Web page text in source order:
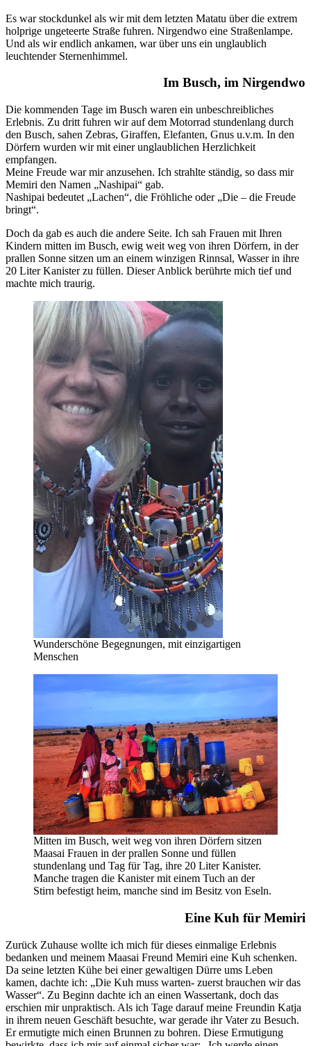
Es war stockdunkel als wir mit dem letzten Matatu über die extrem
holprige ungeteerte Straße fuhren. Nirgendwo eine Straßenlampe.
Und als wir endlich ankamen, war über uns ein unglaublich
leuchtender Sternenhimmel.
Im Busch, im Nirgendwo
Die kommenden Tage im Busch waren ein unbeschreibliches
Erlebnis. Zu dritt fuhren wir auf dem Motorrad stundenlang durch
den Busch, sahen Zebras, Giraffen, Elefanten, Gnus u.v.m. In den
Dörfern wurden wir mit einer unglaublichen Herzlichkeit
empfangen.
Meine Freude war mir anzusehen. Ich strahlte ständig, so dass mir
Memiri den Namen „Nashipai“ gab.
Nashipai bedeutet „Lachen“, die Fröhliche oder „Die – die Freude
bringt“.
Doch da gab es auch die andere Seite. Ich sah Frauen mit Ihren
Kindern mitten im Busch, ewig weit weg von ihren Dörfern, in der
prallen Sonne sitzen um an einem winzigen Rinnsal, Wasser in ihre
20 Liter Kanister zu füllen. Dieser Anblick berührte mich tief und
machte mich traurig.
Wunderschöne Begegnungen, mit einzigartigen
Menschen
Mitten im Busch, weit weg von ihren Dörfern sitzen
Maasai Frauen in der prallen Sonne und füllen
stundenlang und Tag für Tag, ihre 20 Liter Kanister.
Manche tragen die Kanister mit einem Tuch an der
Stirn befestigt heim, manche sind im Besitz von Eseln.
Eine Kuh für Memiri
Zurück Zuhause wollte ich mich für dieses einmalige Erlebnis
bedanken und meinem Maasai Freund Memiri eine Kuh schenken.
Da seine letzten Kühe bei einer gewaltigen Dürre ums Leben
kamen, dachte ich: „Die Kuh muss warten- zuerst brauchen wir das
Wasser“. Zu Beginn dachte ich an einen Wassertank, doch das
erschien mir unpraktisch. Als ich Tage darauf meine Freundin Katja
in ihrem neuen Geschäft besuchte, war gerade ihr Vater zu Besuch.
Er ermutigte mich einen Brunnen zu bohren. Diese Ermutigung